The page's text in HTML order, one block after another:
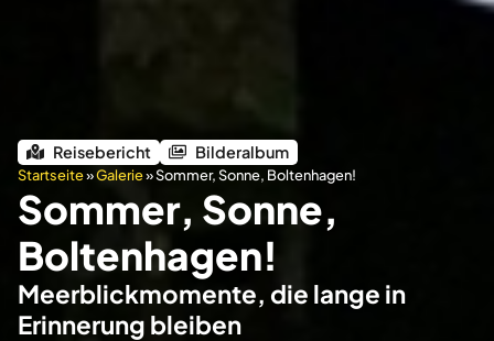
Reisebericht Bilderalbum
Startseite»Galerie»Sommer, Sonne, Boltenhagen!
Sommer, Sonne,
Boltenhagen!
Meerblickmomente, die lange in
Erinnerung bleiben